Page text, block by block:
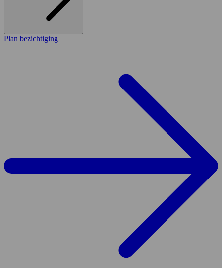
Plan bezichtiging